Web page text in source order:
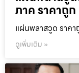
ภาค ราคาถู
แผ่นพลาสวูด ราค
ดูเพิ่มเติม »